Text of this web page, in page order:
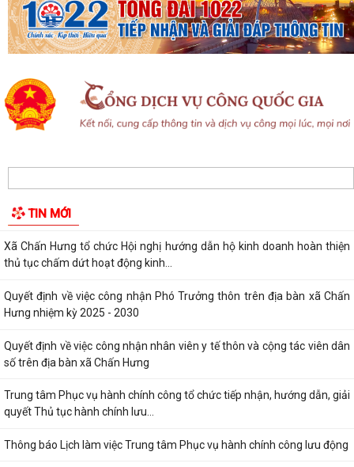
TIN MỚI
trong chuyển đổi số vì sức khỏe cộng...
Xã Chấn Hưng: Đẩy mạnh cải cách hành chính và chuyển đổi số qua
Hội đồng nhân dân xã Chấn Hưng khóa II, nhiệm kỳ 2026 - 2031 tổ
chức Kỳ họp thứ 3 HĐND xã
địa tiến độ giải phóng mặt bằng,...
Xã Chấn Hưng tổ chức Hội nghị hướng dẫn hộ kinh doanh hoàn thiện
thủ tục chấm dứt hoạt động kinh...
Quyết định về việc công nhận Phó Trưởng thôn trên địa bàn xã Chấn
Hưng nhiệm kỳ 2025 - 2030
Quyết định về việc công nhận nhân viên y tế thôn và cộng tác viên dân
số trên địa bàn xã Chấn Hưng
Trung tâm Phục vụ hành chính công tổ chức tiếp nhận, hướng dẫn, giải
quyết Thủ tục hành chính lưu...
Thông báo Lịch làm việc Trung tâm Phục vụ hành chính công lưu động